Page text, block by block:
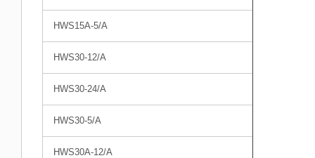
HWS15A-5/A
HWS30-12/A
HWS30-24/A
HWS30-5/A
HWS30A-12/A